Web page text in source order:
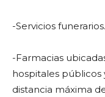
-Servicios funerarios.
-Farmacias
hospitales públicos
distancia máxima